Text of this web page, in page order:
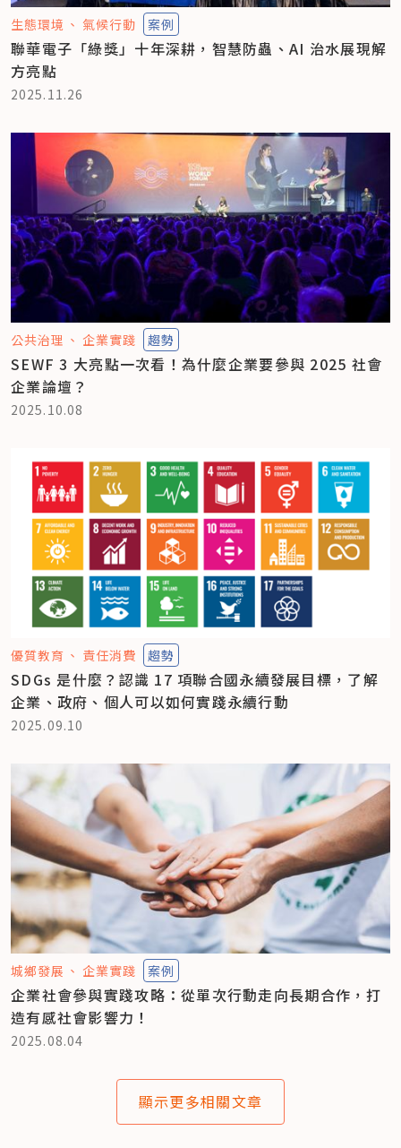
生態環境 氣候行動 案例
聯華電子「綠獎」十年深耕，智慧防蟲、AI 治水展現解
方亮點
2025.11.26
公共治理 企業實踐 趨勢
SEWF 3 大亮點一次看！為什麼企業要參與 2025 社會
企業論壇？
2025.10.08
優質教育 責任消費 趨勢
SDGs 是什麼？認識 17 項聯合國永續發展目標，了解
企業、政府、個人可以如何實踐永續行動
2025.09.10
城鄉發展 企業實踐 案例
企業社會參與實踐攻略：從單次行動走向長期合作，打
造有感社會影響力！
2025.08.04
顯示更多相關文章